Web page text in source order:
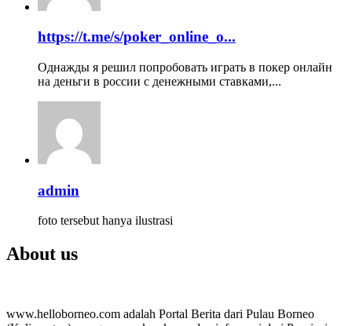
https://t.me/s/poker_online_o...
Однажды я решил попробовать играть в покер онлайн
на деньги в россии с денежными ставками,...
admin
foto tersebut hanya ilustrasi
About us
www.helloborneo.com adalah Portal Berita dari Pulau Borneo